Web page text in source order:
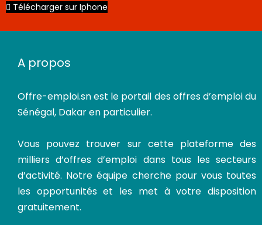
Télécharger sur Iphone
A propos
Offre-emploi.snest le portail des offres d’emploi du
Sénégal, Dakar en particulier.
Vous pouvez trouver sur cette plateforme des
milliers d’offres d’emploi dans tous les secteurs
d’activité. Notre équipe cherche pour vous toutes
les opportunités et les met à votre disposition
gratuitement.